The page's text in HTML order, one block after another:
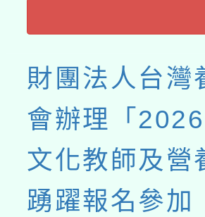
財團法人台灣
會辦理「
文化教師及營
踴躍報名參加